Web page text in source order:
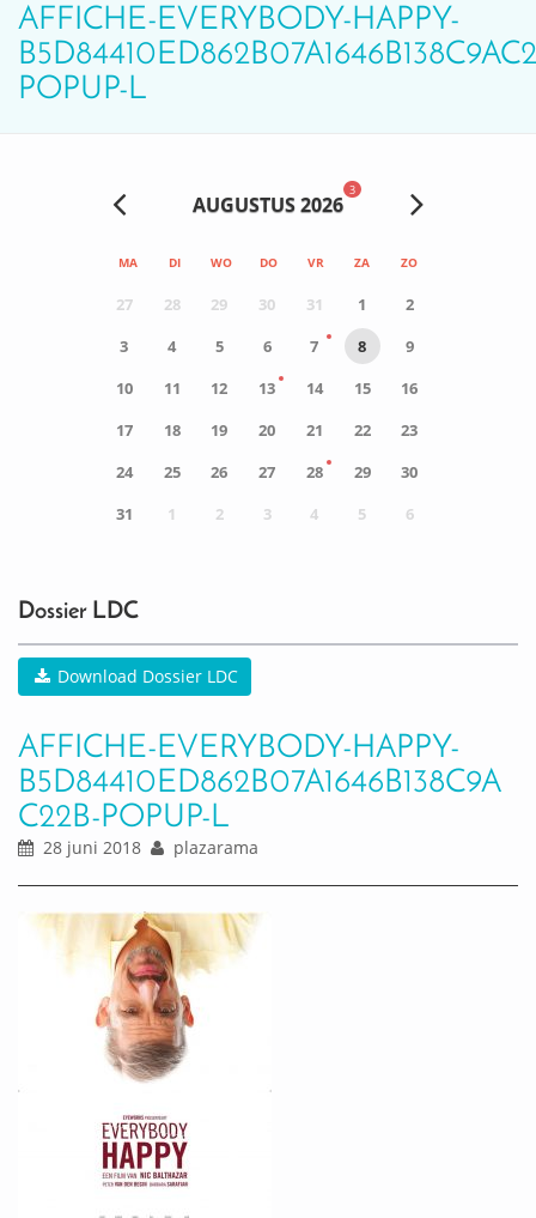
AFFICHE-EVERYBODY-HAPPY-
POPUP-L
AUGUSTUS 2026
3
MA DI WO DO VR ZA ZO
27 28 29 30 31 1
2
3
4 5 6 7 8
9
10
11 12 13 14 15
16
17
18 19 20 21 22
23
24
25 26 27 28 29
30
31
1 2 3 4 5 6
Dossier LDC
Download Dossier LDC
AFFICHE-EVERYBODY-HAPPY-
B5D84410ED862B07A1646B138C9A
C22B-POPUP-L
28 juni 2018 plazarama